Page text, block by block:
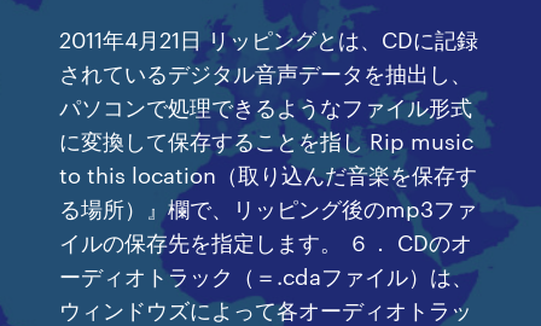
2011年4月21日 リッピングとは、CDに記録
されているデジタル音声データを抽出し、
パソコンで処理できるようなファイル形式
に変換して保存することを指し Rip music
to this location（取り込んだ音楽を保存す
る場所）』欄で、リッピング後のmp3ファ
イルの保存先を指定します。 ６． CDのオ
ーディオトラック（＝.cdaファイル）は、
ウィンドウズによって各オーディオトラッ